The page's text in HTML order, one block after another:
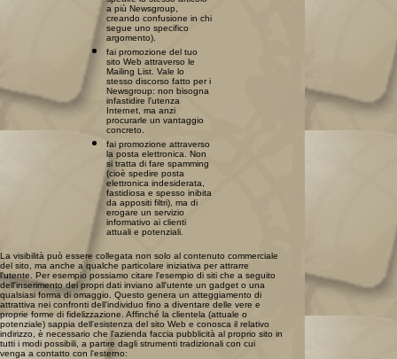
a più Newsgroup,
creando confusione in chi
segue uno specifico
argomento).
fai promozione del tuo
sito Web attraverso le
Mailing List. Vale lo
stesso discorso fatto per i
Newsgroup: non bisogna
infastidire l'utenza
Internet, ma anzi
procurarle un vantaggio
concreto.
fai promozione attraverso
la posta elettronica. Non
si tratta di fare spamming
(cioè spedire posta
elettronica indesiderata,
fastidiosa e spesso inibita
da appositi filtri), ma di
erogare un servizio
informativo ai clienti
attuali e potenziali.
La visibilità può essere collegata non solo al contenuto commerciale
del sito, ma anche a qualche particolare iniziativa per attrarre
l'utente. Per esempio possiamo citare l'esempio di siti che a seguito
dell'inserimento dei propri dati inviano all'utente un gadget o una
qualsiasi forma di omaggio. Questo genera un atteggiamento di
attrattiva nei confronti dell'individuo fino a diventare delle vere e
proprie forme di fidelizzazione. Affinché la clientela (attuale o
potenziale) sappia dell'esistenza del sito Web e conosca il relativo
indirizzo, è necessario che l'azienda faccia pubblicità al proprio sito in
tutti i modi possibili, a partire dagli strumenti tradizionali con cui
venga a contatto con l'esterno: